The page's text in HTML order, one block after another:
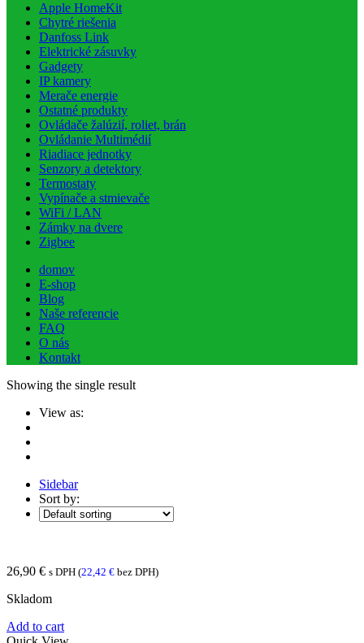
Apple HomeKit
Chytré riešenia
Danfoss Link
Elektrické zásuvky
Gadgety
IP kamery
Merače energie
Ostatné produkty
Ovládače žalúzií, roliet, brán
Ovládanie Multimédií
Riadiace jednotky
Senzory a detektory
Termostaty
Vypínače a stmievače
WiFi / LAN
Zámky na dvere
Zigbee
domov
E-shop
Blog
Naše referencie
FAQ
O nás
Kontakt
Showing the single result
View as:
Sidebar
Sort by:
26,90 € s DPH (22,42 € bez DPH)
Skladom
Add to cart